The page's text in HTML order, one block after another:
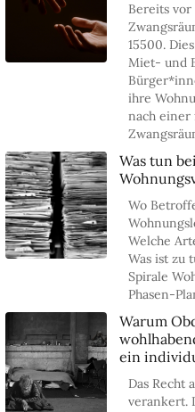
Bereits
15500.
Miet- und
ihre
nach einer
Was tun
Wo
Welche
Was ist zu
Spirale
Phasen-
Warum
ein
Das Recht
verankert.